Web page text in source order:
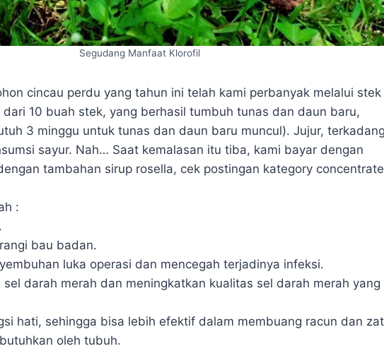
Segudang Manfaat Klorofil
cincau perdu yang tahun ini telah kami perbanyak melalui stek
10 buah stek, yang berhasil tumbuh tunas dan daun baru,
3 minggu untuk tunas dan daun baru muncul). Jujur, terkadang
sayur. Nah… Saat kemalasan itu tiba, kami bayar dengan
tambahan sirup rosella, cek postingan kategory concentrate
:
bau badan.
luka operasi dan mencegah terjadinya infeksi.
darah merah dan meningkatkan kualitas sel darah merah yang
hati, sehingga bisa lebih efektif dalam membuang racun dan
oleh tubuh.